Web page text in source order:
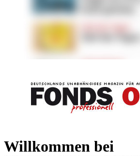
Willkommen bei